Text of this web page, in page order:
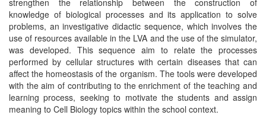
strengthen the relationship between the construction of
knowledge of biological processes and its application to solve
problems, an investigative didactic sequence, which involves the
use of resources available in the LVA and the use of the simulator,
was developed. This sequence aim to relate the processes
performed by cellular structures with certain diseases that can
affect the homeostasis of the organism. The tools were developed
with the aim of contributing to the enrichment of the teaching and
learning process, seeking to motivate the students and assign
meaning to Cell Biology topics within the school context.